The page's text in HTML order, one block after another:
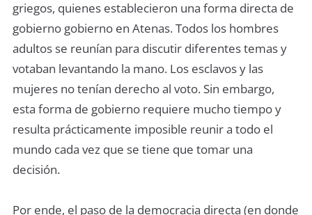
griegos, quienes establecieron una forma directa de
gobierno gobierno en Atenas. Todos los hombres
adultos se reunían para discutir diferentes temas y
votaban levantando la mano. Los esclavos y las
mujeres no tenían derecho al voto. Sin embargo,
esta forma de gobierno requiere mucho tiempo y
resulta prácticamente imposible reunir a todo el
mundo cada vez que se tiene que tomar una
decisión.
Por ende, el paso de la democracia directa (en donde